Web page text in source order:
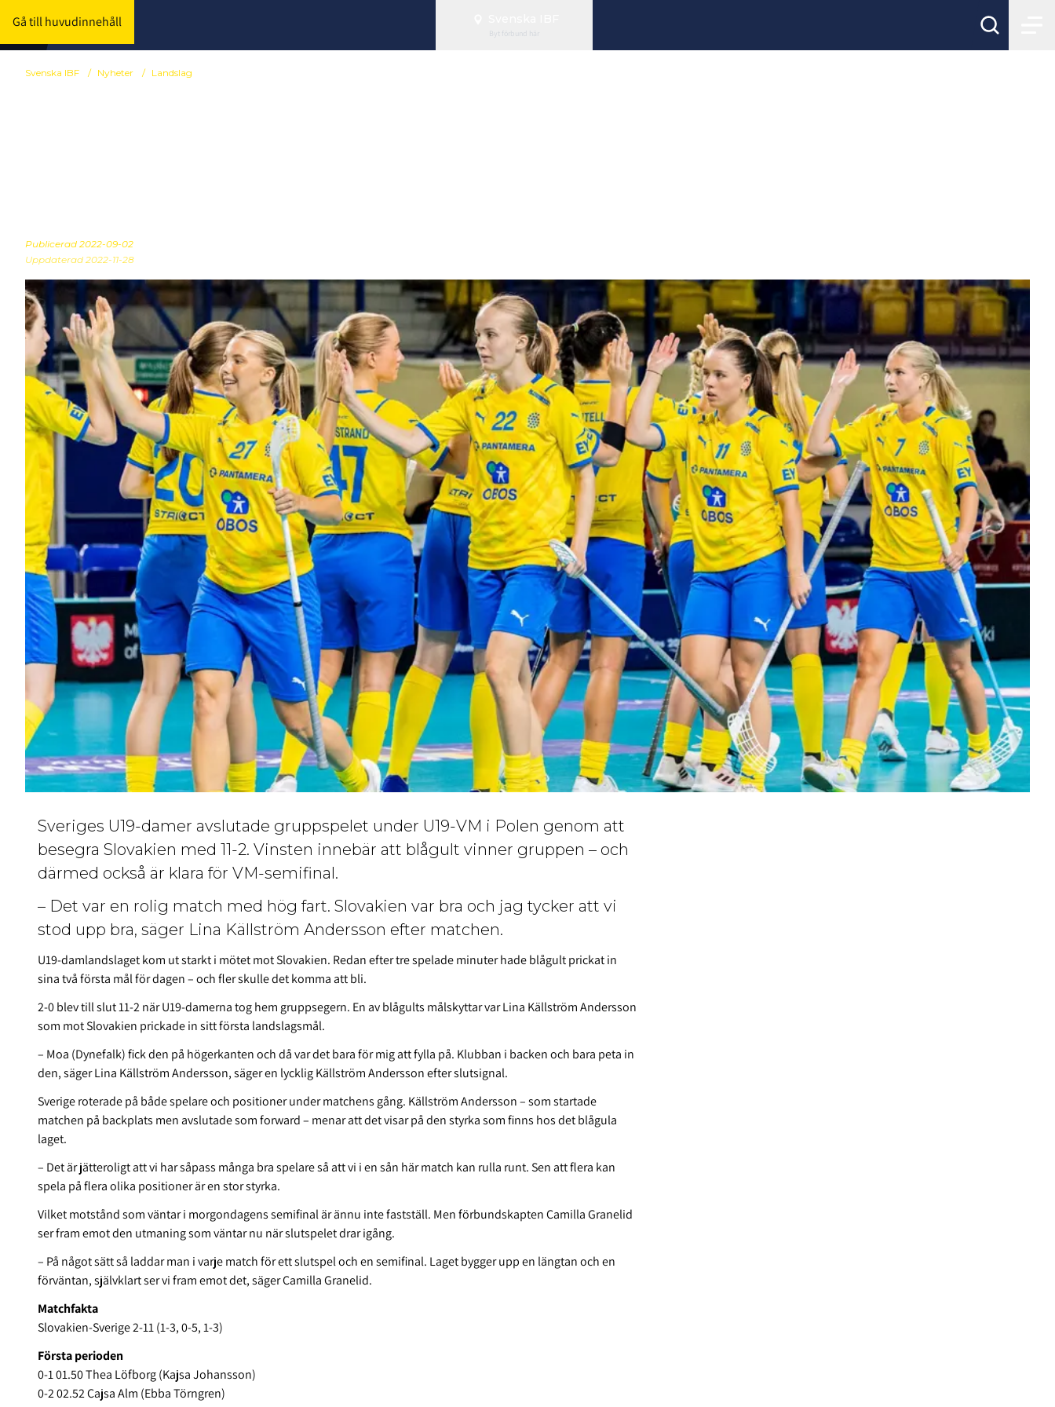
Gå till huvudinnehåll
Byt förbund här
Svenska IBF / Nyheter / Landslag
Publicerad 2022-09-02
Uppdaterad 2022-11-28
Sveriges U19-damer avslutade gruppspelet under U19-VM i Polen genom att
besegra Slovakien med 11-2. Vinsten innebär att blågult vinner gruppen – och
därmed också är klara för VM-semifinal.
– Det var en rolig match med hög fart. Slovakien var bra och jag tycker att vi
stod upp bra, säger Lina Källström Andersson efter matchen.
U19-damlandslaget kom ut starkt i mötet mot Slovakien. Redan efter tre spelade minuter hade blågult prickat in
sina två första mål för dagen – och fler skulle det komma att bli.
2-0 blev till slut 11-2 när U19-damerna tog hem gruppsegern. En av blågults målskyttar var Lina Källström Andersson
som mot Slovakien prickade in sitt första landslagsmål.
– Moa (Dynefalk) fick den på högerkanten och då var det bara för mig att fylla på. Klubban i backen och bara peta in
den, säger Lina Källström Andersson, säger en lycklig Källström Andersson efter slutsignal.
Sverige roterade på både spelare och positioner under matchens gång. Källström Andersson – som startade
matchen på backplats men avslutade som forward – menar att det visar på den styrka som finns hos det blågula
laget.
– Det är jätteroligt att vi har såpass många bra spelare så att vi i en sån här match kan rulla runt. Sen att flera kan
spela på flera olika positioner är en stor styrka.
Vilket motstånd som väntar i morgondagens semifinal är ännu inte fastställ. Men förbundskapten Camilla Granelid
ser fram emot den utmaning som väntar nu när slutspelet drar igång.
– På något sätt så laddar man i varje match för ett slutspel och en semifinal. Laget bygger upp en längtan och en
förväntan, självklart ser vi fram emot det, säger Camilla Granelid.
Matchfakta
Slovakien-Sverige 2-11 (1-3, 0-5, 1-3)
Första perioden
0-1 01.50 Thea Löfborg (Kajsa Johansson)
0-2 02.52 Cajsa Alm (Ebba Törngren)